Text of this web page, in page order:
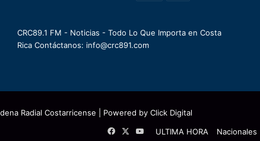
CRC89.1 FM - Noticias - Todo Lo Que Importa en Costa
Rica Contáctanos: info@crc891.com
Radial Costarricense | Powered by Click Digital
ULTIMA HORA
Nacionales
Facebook
X YouTube